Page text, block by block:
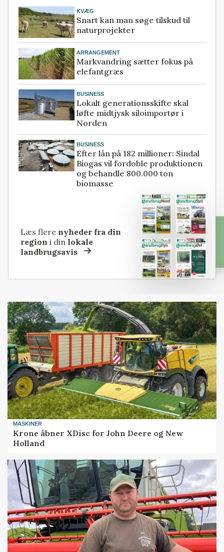
KVÆG
Snart kan man søge tilskud til
naturprojekter
ARRANGEMENT
Markvandring sætter fokus på
elefantgræs
BUSINESS
Lokalt generationsskifte skal
løfte midtjysk siloimportør i
Norden
BUSINESS
Efter lån på 182 millioner: Sindal
Biogas vil fordoble produktionen
og behandle 800.000 ton
biomasse
Læs flere nyheder fra din
region i dinlokale
landbrugsavis
MASKINER
Krone åbner XDisc for John Deere og New
Holland